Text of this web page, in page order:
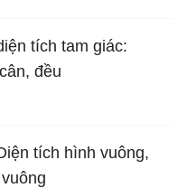
tích tam giác:
đều
tích hình vuông,